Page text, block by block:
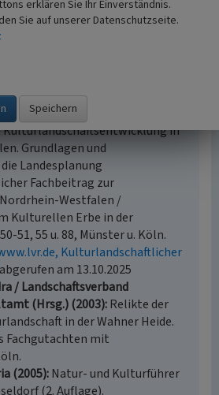
Rheinbach.
Westfalen-Lippe;
Rheinland (Hrsg.)
Kulturlandschaftsentwicklung in
Grundlagen und
Landesplanung
Fachbeitrag zur
Westfalen /
Kulturellen Erbe in der
51, 55 u. 88, Münster u. Köln.
Kulturlandschaftlicher
am 13.10.2025
/ Landschaftsverband
(Hrsg.) (2003) Relikte der
in der Wahner Heide.
Fachgutachten mit
(2005) Natur- und Kulturführer
(2. Auflage).
erklären Sie Ihr Einverständnis.
Sie auf unserer Datenschutzseite.